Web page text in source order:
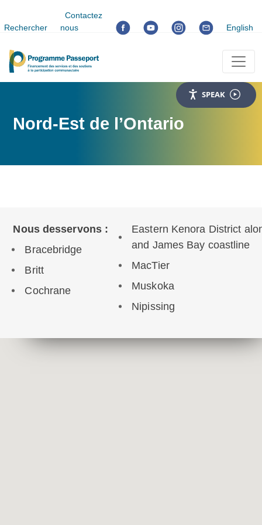
Rechercher
Contactez
nous
English
SPEAK
Nord-Est de l’Ontario
Nous desservons :
Bracebridge
Britt
Cochrane
Eastern Kenora District
and James Bay coastline
MacTier
Muskoka
Nipissing